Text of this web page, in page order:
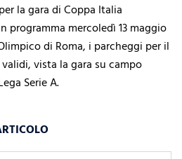
la gara di Coppa Italia
programma mercoledì 13 maggio
di Roma, i parcheggi per il
vista la gara su campo
Serie A.